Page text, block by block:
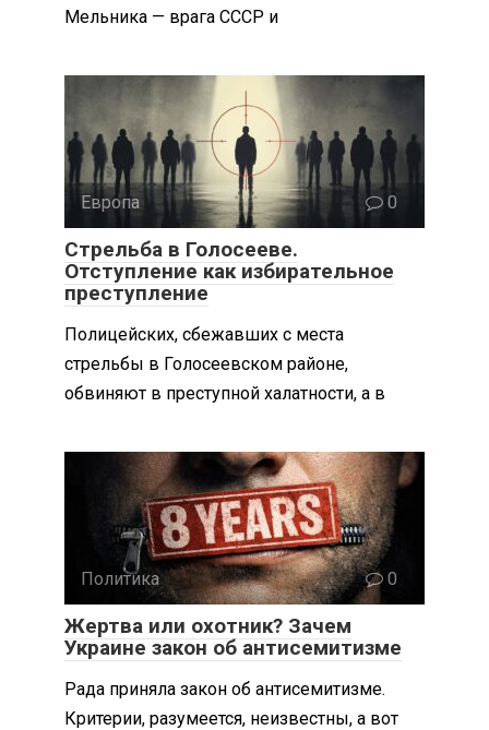
Мельника — врага СССР и
Европа 0
Стрельба в Голосееве.
Отступление как избирательное
преступление
Полицейских, сбежавших с места
стрельбы в Голосеевском районе,
обвиняют в преступной халатности, а в
Политика 0
Жертва или охотник? Зачем
Украине закон об антисемитизме
Рада приняла закон об антисемитизме.
Критерии, разумеется, неизвестны, а вот